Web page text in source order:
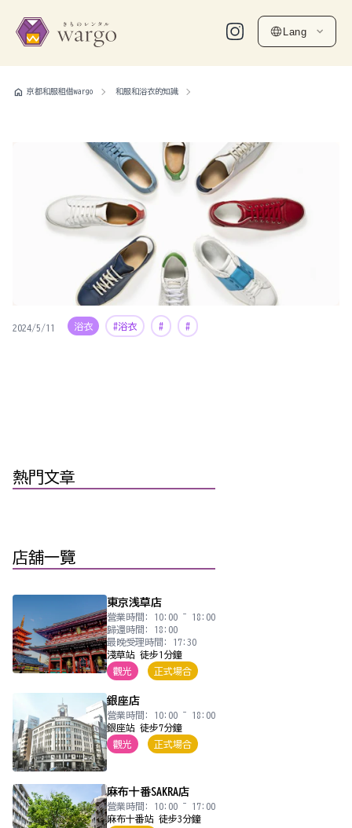
Lang
home 京都和服租借wargo 和服和浴衣的知識
2024/5/11 浴衣 #浴衣 # #
熱門文章
店舖一覽
東京浅草店
營業時間: 10:00 ~ 18:00
歸還時間: 18:00
最晚受理時間: 17:30
淺草站 徒步1分鐘
觀光
正式場合
銀座店
營業時間: 10:00 ~ 18:00
銀座站 徒步7分鐘
觀光
正式場合
麻布十番SAKRA店
營業時間: 10:00 ~ 17:00
麻布十番站 徒步3分鐘